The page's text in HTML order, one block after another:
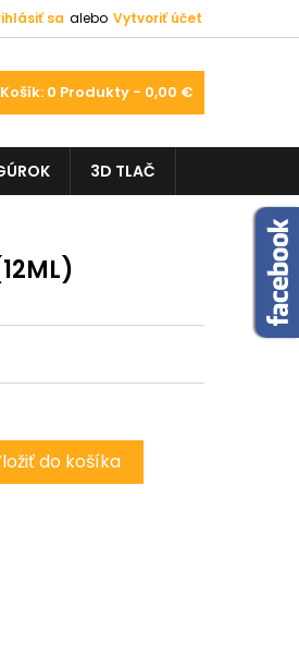
sa alebo Vytvoriť účet
Košík: 0 Produkty - 0,00 €
3D TLAČ
do košíka